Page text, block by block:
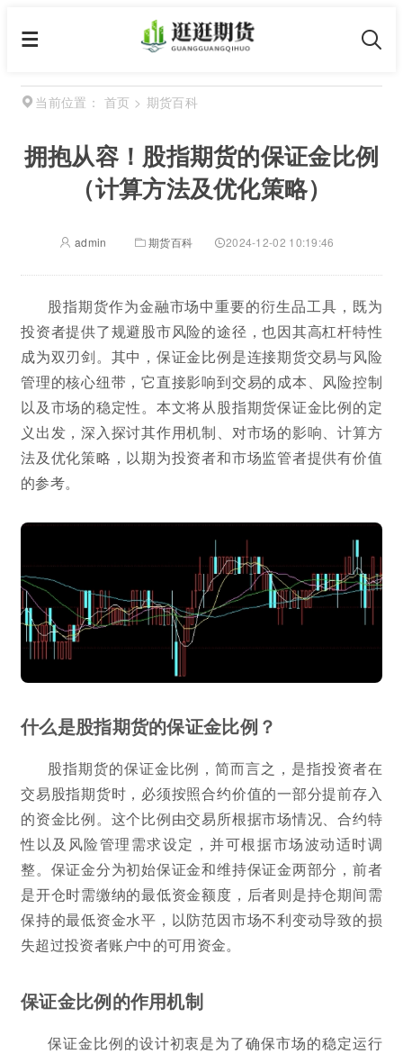
当前位置： 首页 > 期货百科
拥抱从容！股指期货的保证金比例
（计算方法及优化策略）
admin 期货百科 2024-12-02 10:19:46
股指期货作为金融市场中重要的衍生品工具，既为
投资者提供了规避股市风险的途径，也因其高杠杆特性
成为双刃剑。其中，保证金比例是连接期货交易与风险
管理的核心纽带，它直接影响到交易的成本、风险控制
以及市场的稳定性。本文将从股指期货保证金比例的定
义出发，深入探讨其作用机制、对市场的影响、计算方
法及优化策略，以期为投资者和市场监管者提供有价值
的参考。
什么是股指期货的保证金比例？
股指期货的保证金比例，简而言之，是指投资者在
交易股指期货时，必须按照合约价值的一部分提前存入
的资金比例。这个比例由交易所根据市场情况、合约特
性以及风险管理需求设定，并可根据市场波动适时调
整。保证金分为初始保证金和维持保证金两部分，前者
是开仓时需缴纳的最低资金额度，后者则是持仓期间需
保持的最低资金水平，以防范因市场不利变动导致的损
失超过投资者账户中的可用资金。
保证金比例的作用机制
保证金比例的设计初衷是为了确保市场的稳定运行